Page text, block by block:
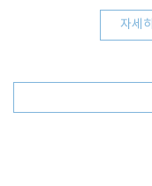
자세